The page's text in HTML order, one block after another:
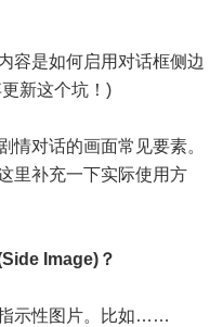
容是如何启用对话框侧边
新这个坑！)
情对话的画面常见要素。
里补充一下实际使用方
Image)？
示性图片。比如……